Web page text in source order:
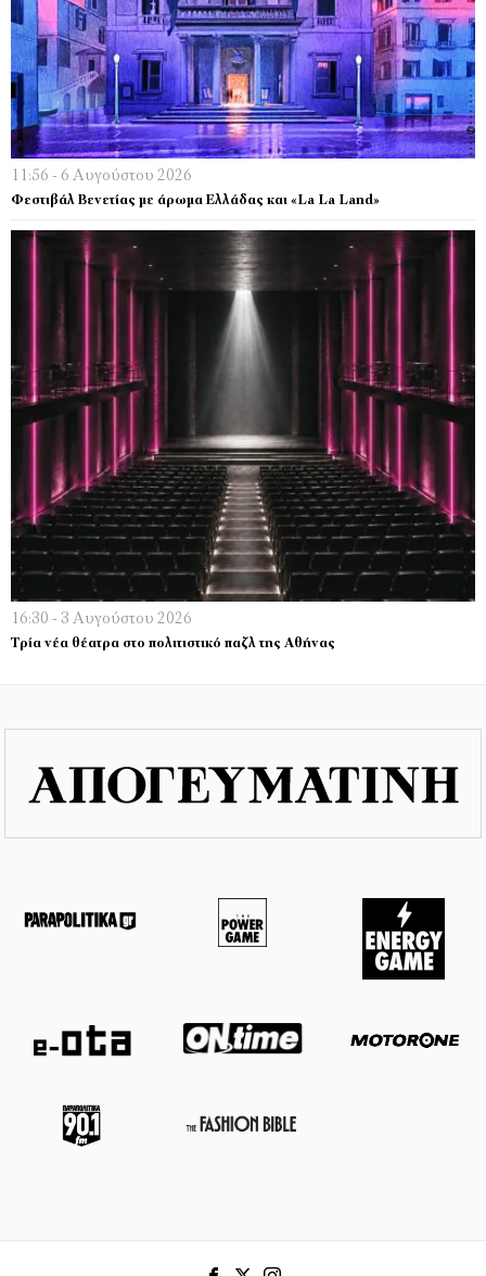
11:56 - 6 Αυγούστου 2026
Φεστιβάλ Βενετίας με άρωμα Ελλάδας και «La La Land»
16:30 - 3 Αυγούστου 2026
Τρία νέα θέατρα στο πολιτιστικό παζλ της Αθήνας